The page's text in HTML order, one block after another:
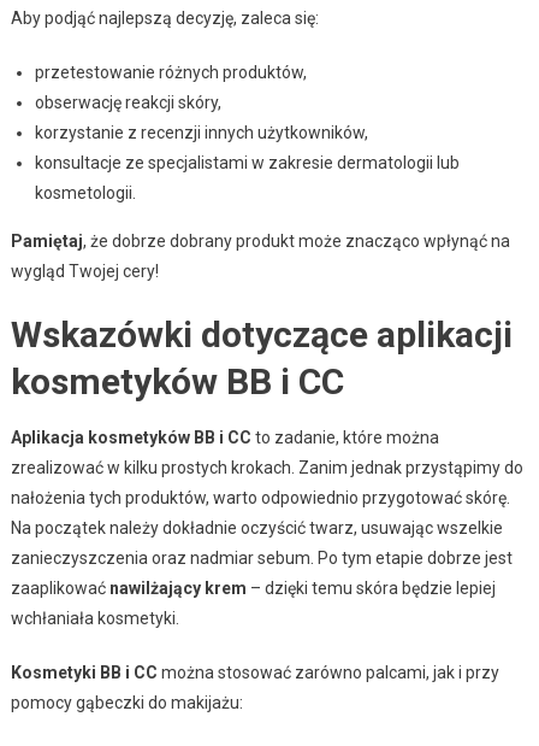
Aby podjąć najlepszą decyzję, zaleca się:
przetestowanie różnych produktów,
obserwację reakcji skóry,
korzystanie z recenzji innych użytkowników,
konsultacje ze specjalistami w zakresie dermatologii lub
kosmetologii.
Pamiętaj, że dobrze dobrany produkt może znacząco wpłynąć na
wygląd Twojej cery!
Wskazówki dotyczące aplikacji
kosmetyków BB i CC
Aplikacja kosmetyków BB i CC to zadanie, które można
zrealizować w kilku prostych krokach. Zanim jednak przystąpimy do
nałożenia tych produktów, warto odpowiednio przygotować skórę.
Na początek należy dokładnie oczyścić twarz, usuwając wszelkie
zanieczyszczenia oraz nadmiar sebum. Po tym etapie dobrze jest
zaaplikować nawilżający krem – dzięki temu skóra będzie lepiej
wchłaniała kosmetyki.
Kosmetyki BB i CC można stosować zarówno palcami, jak i przy
pomocy gąbeczki do makijażu: